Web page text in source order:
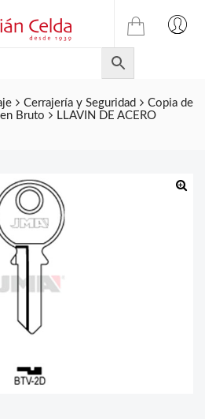
TIENDA
ONLINE
DE
JULIAN
CELDA
Cerrajería y Seguridad
Copia de
Bruto
LLAVIN DE ACERO